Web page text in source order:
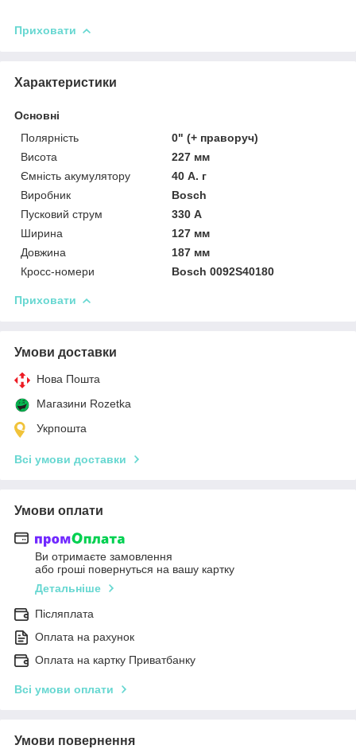
Приховати
Характеристики
Основні
Полярність
0" (+ праворуч)
Висота
227 мм
Ємність акумулятору
40 А. г
Виробник
Bosch
Пусковий струм
330 А
Ширина
127 мм
Довжина
187 мм
Кросс-номери
Bosch 0092S40180
Приховати
Умови доставки
Нова Пошта
Магазини Rozetka
Укрпошта
Всі умови доставки
Умови оплати
Ви отримаєте замовлення
або гроші повернуться на вашу картку
Детальніше
Післяплата
Оплата на рахунок
Оплата на картку Приватбанку
Всі умови оплати
Умови повернення